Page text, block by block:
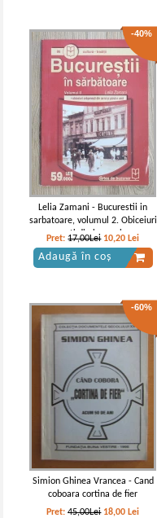
-40%
Lelia Zamani - Bucurestii in
sarbatoare, volumul 2. Obiceiuri
orasenesti din iarna si pana-n
vara
Pret:17,00Lei 10,20 Lei
Adaugă în coș
-60%
Simion Ghinea Vrancea - Cand
coboara cortina de fier
Pret:45,00Lei 18,00 Lei